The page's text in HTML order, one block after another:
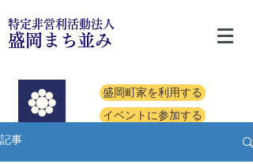
特定非営利活動法人
盛岡まち並み
盛岡町家を利用する
イベントに参加する
記事